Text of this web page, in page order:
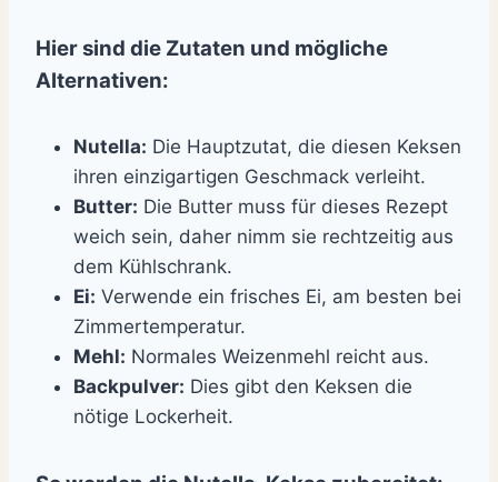
Hier sind die Zutaten und mögliche
Alternativen:
Nutella: Die Hauptzutat, die diesen Keksen
ihren einzigartigen Geschmack verleiht.
Butter: Die Butter muss für dieses Rezept
weich sein, daher nimm sie rechtzeitig aus
dem Kühlschrank.
Ei: Verwende ein frisches Ei, am besten bei
Zimmertemperatur.
Mehl: Normales Weizenmehl reicht aus.
Backpulver: Dies gibt den Keksen die
nötige Lockerheit.